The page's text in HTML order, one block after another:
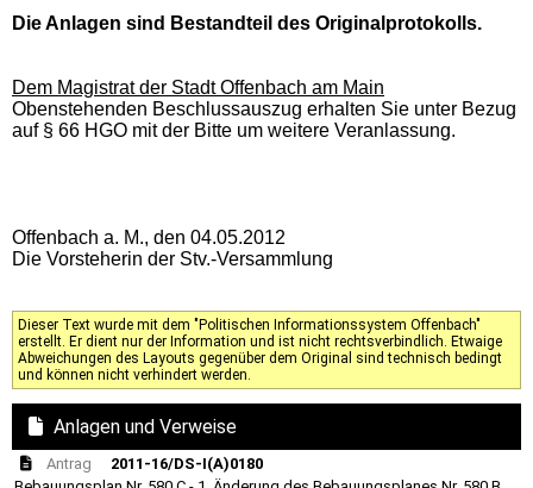
Die Anlagen sind Bestandteil des Originalprotokolls.
Dem Magistrat der Stadt Offenbach am Main
Obenstehenden Beschlussauszug erhalten Sie unter Bezug
auf § 66 HGO mit der Bitte um weitere Veranlassung.
Offenbach a. M., den 04.05.2012
Die Vorsteherin der Stv.-Versammlung
Dieser Text wurde mit dem "Politischen Informationssystem Offenbach"
erstellt. Er dient nur der Information und ist nicht rechtsverbindlich. Etwaige
Abweichungen des Layouts gegenüber dem Original sind technisch bedingt
und können nicht verhindert werden.
Anlagen und Verweise
Antrag
2011-16/DS-I(A)0180